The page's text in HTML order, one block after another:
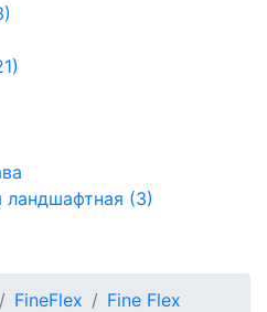
ландшафтная (3)
FineFlex
Fine Flex